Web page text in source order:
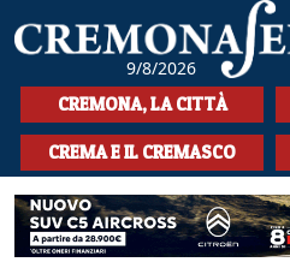
9/8/2026
HOME
CRONACA
SPORT
LA MUSICA
CREMONA, LA CITTÀ
CREMA E IL CREMASCO